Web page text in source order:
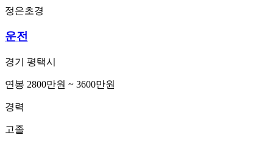
정은초경
운전
경기 평택시
연봉 2800만원 ~ 3600만원
경력
고졸